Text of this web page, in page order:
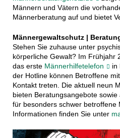
Männern und Vätern die
Männerberatung auf und bietet
Männergewaltschutz |
Stehen Sie zuhause unter
körperliche Gewalt? Im Frühjahr
das erste Männerhilfetelefon
in
der Hotline können Betroffene
Kontakt treten. Die aktuell neun
bieten Beratungsangebote
für besonders schwer betroffene
Informationen finden Sie unter